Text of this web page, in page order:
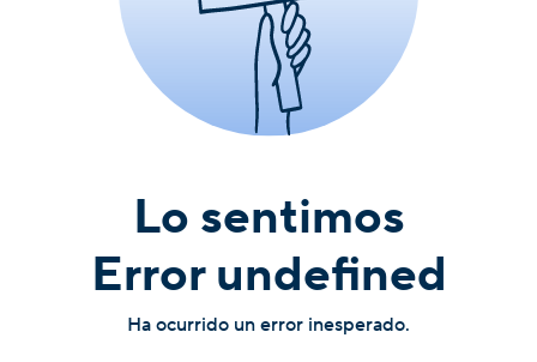
Lo sentimos
Error undefined
Ha ocurrido un error inesperado.